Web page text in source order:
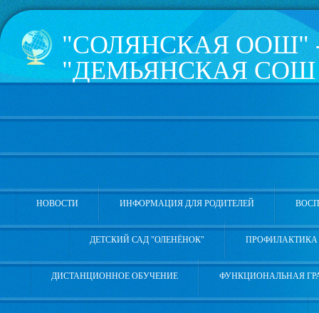
"СОЛЯНСКАЯ ООШ"
"ДЕМЬЯНСКАЯ СОШ
РАЙОНА
626181, Тюменская
НОВОСТИ ИНФОРМАЦИЯ ДЛЯ РОДИТЕЛЕЙ
ДЕТСКИЙ САД "ОЛЕНЁНОК"
ДИСТАНЦИОННОЕ ОБУЧЕНИЕ ФУНКЦИОНАЛЬНАЯ